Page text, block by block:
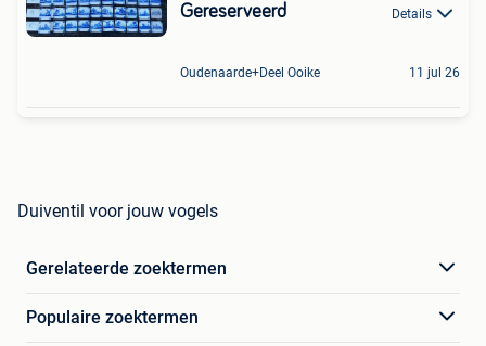
Gereserveerd Details
Oudenaarde+Deel Ooike 11 jul 26
Duiventil voor jouw vogels
Gerelateerde zoektermen
Populaire zoektermen